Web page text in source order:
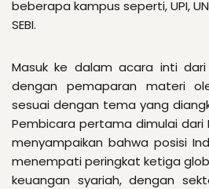
beberapa kampus seperti, UPI,
SEBI.
Masuk ke dalam acara inti
dengan pemaparan materi
sesuai dengan tema yang
Pembicara pertama dimulai dari
menyampaikan bahwa posisi
menempati peringkat ketiga
keuangan syariah, dengan